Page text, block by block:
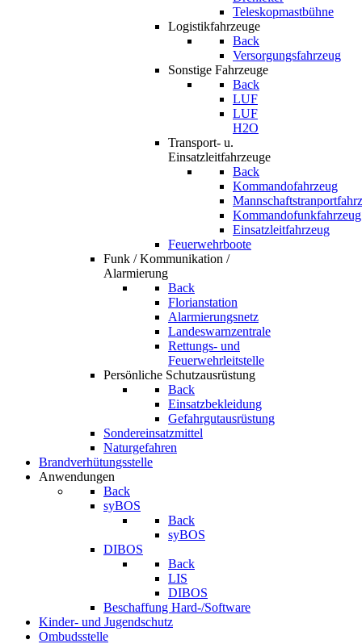
Teleskopmastbühne
Logistikfahrzeuge
Back
Versorgungsfahrzeug
Sonstige Fahrzeuge
Back
LUF
LUF
H2O
Transport- u.
Einsatzleitfahrzeuge
Back
Kommandofahrzeug
Kommandofunkfahrzeug
Einsatzleitfahrzeug
Feuerwehrboote
Funk / Kommunikation /
Alarmierung
Back
Florianstation
Alarmierungsnetz
Landeswarnzentrale
Rettungs- und
Feuerwehrleitstelle
Persönliche Schutzausrüstung
Back
Einsatzbekleidung
Gefahrgutausrüstung
Sondereinsatzmittel
Naturgefahren
Brandverhütungsstelle
Anwendungen
Back
syBOS
Back
syBOS
DIBOS
Back
LIS
DIBOS
Beschaffung Hard-/Software
Kinder- und Jugendschutz
Ombudsstelle